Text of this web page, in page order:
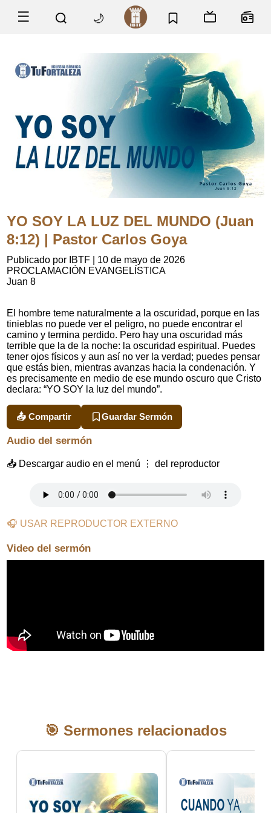
☰ 🌙
YO SOY LA LUZ DEL MUNDO (Juan
8:12) | Pastor Carlos Goya
Publicado por IBTF
10 de mayo de 2026
PROCLAMACIÓN EVANGELÍSTICA
Juan 8
El hombre teme naturalmente a la oscuridad, porque en las
tinieblas no puede ver el peligro, no puede encontrar el
camino y termina perdido. Pero hay una oscuridad más
terrible que la de la noche: la oscuridad espiritual. Puedes
tener ojos físicos y aun así no ver la verdad; puedes pensar
que estás bien, mientras avanzas hacia la condenación. Y
es precisamente en medio de ese mundo oscuro que Cristo
declara: “YO SOY la luz del mundo”.
📤 Compartir Guardar Sermón
Audio del sermón
📥 Descargar audio en el menú ⋮ del reproductor
🎧 USAR REPRODUCTOR EXTERNO
Video del sermón
🎯 Sermones relacionados